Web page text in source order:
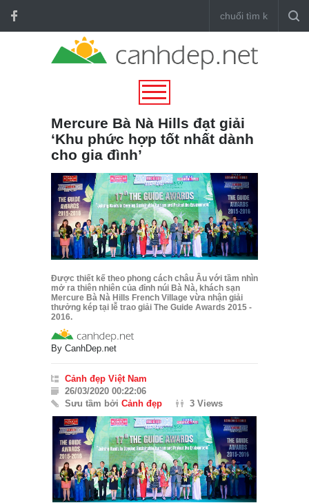
Mercure Bà Nà Hills đạt giải
‘Khu phức hợp tốt nhất dành
cho gia đình’
Được thiết kế theo phong cách châu Âu với tầm nhìn
mở ra thiên nhiên của đỉnh núi Bà Nà, khách sạn
Mercure Bà Nà Hills French Village vừa nhận giải
thưởng kép tại lễ trao giải The Guide Awards 2015 -
2016.
By CanhDep.net
Cảnh đẹp Việt Nam
26/03/2020 00:22:06
Sưu tầm bởi Cảnh đẹp 3 Views